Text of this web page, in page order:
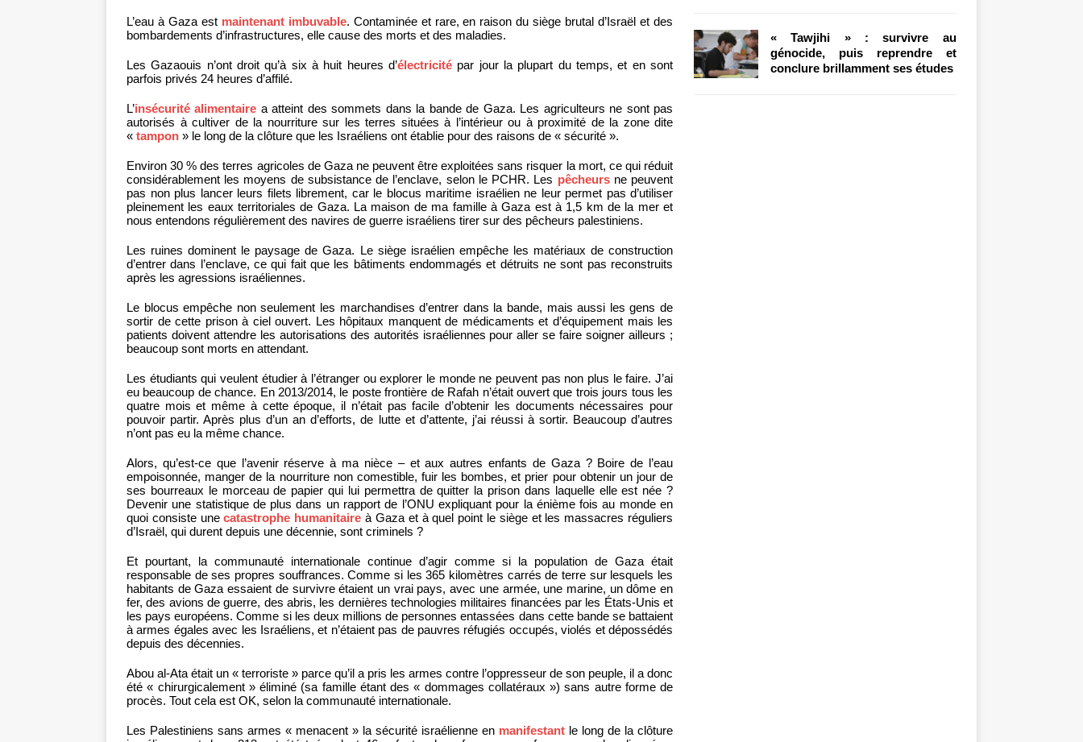
L’eau à Gaza est maintenant imbuvable. Contaminée et rare, en raison du siège brutal d’Israël et des
bombardements d’infrastructures, elle cause des morts et des maladies.
Les Gazaouis n’ont droit qu’à six à huit heures d’électricité par jour la plupart du temps, et en sont
parfois privés 24 heures d’affilé.
L’insécurité alimentaire a atteint des sommets dans la bande de Gaza. Les agriculteurs ne sont pas
autorisés à cultiver de la nourriture sur les terres situées à l’intérieur ou à proximité de la zone dite
« tampon » le long de la clôture que les Israéliens ont établie pour des raisons de « sécurité ».
Environ 30 % des terres agricoles de Gaza ne peuvent être exploitées sans risquer la mort, ce qui réduit
considérablement les moyens de subsistance de l’enclave, selon le PCHR. Les pêcheursne peuvent
pas non plus lancer leurs filets librement, car le blocus maritime israélien ne leur permet pas d’utiliser
pleinement les eaux territoriales de Gaza. La maison de ma famille à Gaza est à 1,5 km de la mer et
nous entendons régulièrement des navires de guerre israéliens tirer sur des pêcheurs palestiniens.
Les ruines dominent le paysage de Gaza. Le siège israélien empêche les matériaux de construction
d’entrer dans l’enclave, ce qui fait que les bâtiments endommagés et détruits ne sont pas reconstruits
après les agressions israéliennes.
Le blocus empêche non seulement les marchandises d’entrer dans la bande, mais aussi les gens de
sortir de cette prison à ciel ouvert. Les hôpitaux manquent de médicaments et d’équipement mais les
patients doivent attendre les autorisations des autorités israéliennes pour aller se faire soigner ailleurs ;
beaucoup sont morts en attendant.
Les étudiants qui veulent étudier à l’étranger ou explorer le monde ne peuvent pas non plus le faire. J’ai
eu beaucoup de chance. En 2013/2014, le poste frontière de Rafah n’était ouvert que trois jours tous les
quatre mois et même à cette époque, il n’était pas facile d’obtenir les documents nécessaires pour
pouvoir partir. Après plus d’un an d’efforts, de lutte et d’attente, j’ai réussi à sortir. Beaucoup d’autres
n’ont pas eu la même chance.
Alors, qu’est-ce que l’avenir réserve à ma nièce – et aux autres enfants de Gaza ? Boire de l’eau
empoisonnée, manger de la nourriture non comestible, fuir les bombes, et prier pour obtenir un jour de
ses bourreaux le morceau de papier qui lui permettra de quitter la prison dans laquelle elle est née ?
Devenir une statistique de plus dans un rapport de l’ONU expliquant pour la énième fois au monde en
quoi consiste unecatastrophe humanitaire à Gaza et à quel point le siège et les massacres réguliers
d’Israël, qui durent depuis une décennie, sont criminels ?
Et pourtant, la communauté internationale continue d’agir comme si la population de Gaza était
responsable de ses propres souffrances. Comme si les 365 kilomètres carrés de terre sur lesquels les
habitants de Gaza essaient de survivre étaient un vrai pays, avec une armée, une marine, un dôme en
fer, des avions de guerre, des abris, les dernières technologies militaires financées par les États-Unis et
les pays européens. Comme si les deux millions de personnes entassées dans cette bande se battaient
à armes égales avec les Israéliens, et n’étaient pas de pauvres réfugiés occupés, violés et dépossédés
depuis des décennies.
Abou al-Ata était un « terroriste » parce qu’il a pris les armes contre l’oppresseur de son peuple, il a donc
été « chirurgicalement » éliminé (sa famille étant des « dommages collatéraux ») sans autre forme de
procès. Tout cela est OK, selon la communauté internationale.
Les Palestiniens sans armes « menacent » la sécurité israélienne en manifestant le long de la clôture
« Tawjihi » : survivre au
génocide, puis reprendre et
conclure brillamment ses études